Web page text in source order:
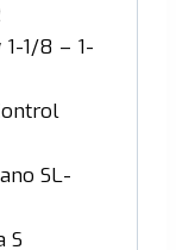
1/8 – 1-
SL-
S